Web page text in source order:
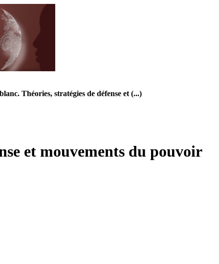
Théories, stratégies de défense et (...)
et mouvements du pouvoir